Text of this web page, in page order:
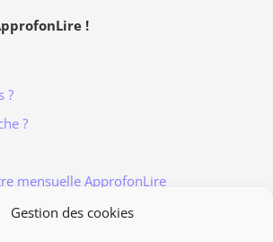
Gestion des cookies
!
?
?
mensuelle ApprofonLire